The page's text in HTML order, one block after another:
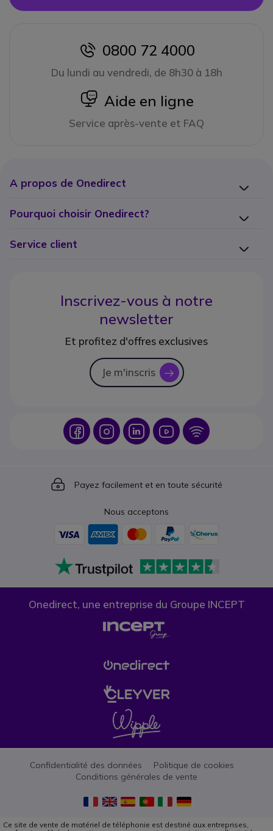
icon
0800 72 4000
Du lundi au vendredi, de 8h30 à 18h
icon
Aide en ligne
Service après-vente et FAQ
A propos de Onedirect
Pourquoi choisir Onedirect?
Service client
Inscrivez-vous à notre
newsletter
Et profitez d'offres exclusives
Je m'inscris icon
Icon IconIcon Icon Icon
Icon
Payez facilement et en toute sécurité
Nous acceptons
Onedirect, une entreprise du Groupe INCEPT
Confidentialité des données
Politique de cookies
Conditions générales de vente
Ce site de vente de matériel de téléphonie est destiné aux entreprises,